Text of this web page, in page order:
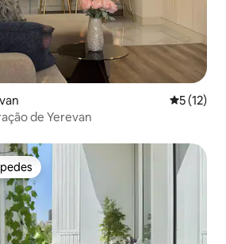
5 de uma
5 (12)
de Yerevan
dos hóspedes